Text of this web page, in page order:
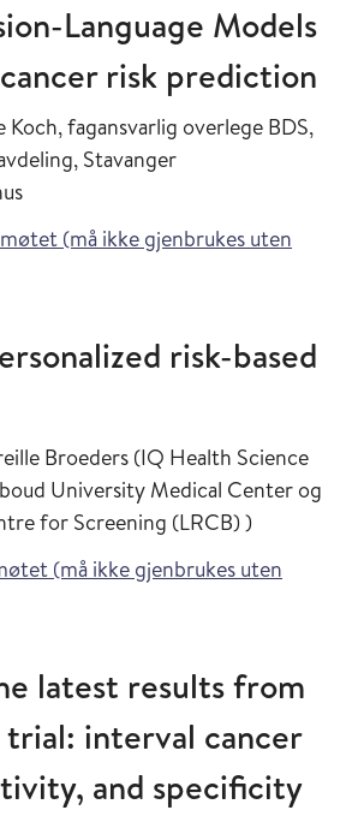
Language Models
risk prediction
fagansvarlig overlege BDS,
Stavanger
(må ikke gjenbrukes uten
risk-based
Broeders (IQ Health Science
University Medical Center og
for Screening (LRCB) )
(må ikke gjenbrukes uten
latest results from
interval cancer
and specificity